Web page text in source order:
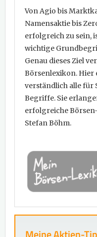
Von Agio bis
Namensaktie bis
erfolgreich zu sein,
wichtige
Genau dieses Ziel
Börsenlexikon. Hier
verständlich alle für
Begriffe. Sie
erfolgreiche
Stefan Böhm.